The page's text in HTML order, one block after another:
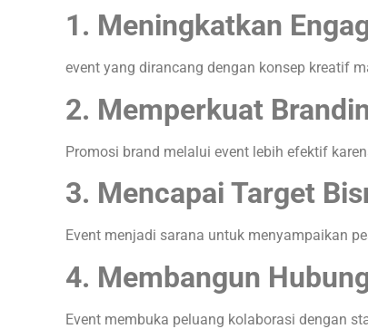
1. Meningkatkan
event yang dirancang dengan konsep kreatif
2. Memperkuat
Promosi brand melalui event lebih efektif
3. Mencapai Target
Event menjadi sarana untuk menyampaikan
4. Membangun
Event membuka peluang kolaborasi dengan